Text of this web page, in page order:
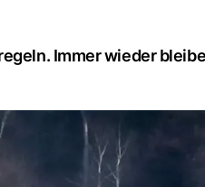
Immer wieder